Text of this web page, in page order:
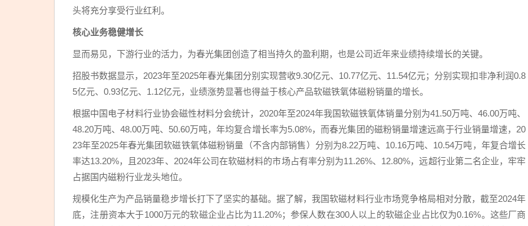
头将充分享受行业红利。
核心业务稳健增长
显而易见，下游行业的活力，为春光集团创造了相当持久的盈利期，也是公司近年来业绩持续增长的关键。
招股书数据显示，2023年至2025年春光集团分别实现营收9.30亿元、10.77亿元、11.54亿元；分别实现扣非净利润0.8
5亿元、0.93亿元、1.12亿元，业绩涨势显著也得益于核心产品软磁铁氧体磁粉销量的增长。
根据中国电子材料行业协会磁性材料分会统计，2020年至2024年我国软磁铁氧体销量分别为41.50万吨、46.00万吨、
48.20万吨、48.00万吨、50.60万吨，年均复合增长率为5.08%，而春光集团的磁粉销量增速远高于行业销量增速，20
23年至2025年春光集团软磁铁氧体磁粉销量（不含内部销售）分别为8.22万吨、10.16万吨、10.54万吨，年复合增长
率达13.20%，且2023年、2024年公司在软磁材料的市场占有率分别为11.26%、12.80%，远超行业第二名企业，牢牢
占据国内磁粉行业龙头地位。
规模化生产为产品销量稳步增长打下了坚实的基础。据了解，我国软磁材料行业市场竞争格局相对分散，截至2024年
底，注册资本大于1000万元的软磁企业占比为11.20%；参保人数在300人以上的软磁企业占比仅为0.16%。这些厂商